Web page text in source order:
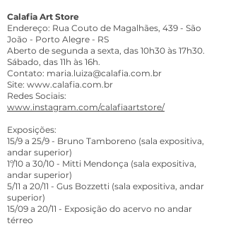
Calafia Art Store
Endereço: Rua Couto de Magalhães, 439 - São
João - Porto Alegre - RS
Aberto de segunda a sexta, das 10h30 às 17h30.
Sábado, das 11h às 16h.
Contato: maria.luiza@calafia.com.br
Site: www.calafia.com.br
Redes Sociais:
www.instagram.com/calafiaartstore/
Exposições:
15/9 a 25/9 - Bruno Tamboreno (sala expositiva,
andar superior)
1º/10 a 30/10 - Mitti Mendonça (sala expositiva,
andar superior)
5/11 a 20/11 - Gus Bozzetti (sala expositiva, andar
superior)
15/09 a 20/11 - Exposição do acervo no andar
térreo